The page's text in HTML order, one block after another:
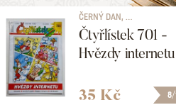
8/
ČERNÝ DAN, ...
Čtyřlístek 701 -
Hvězdy internetu
35 Kč